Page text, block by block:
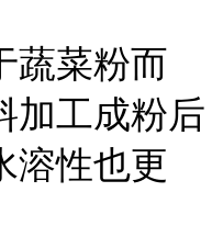
蔬菜粉而
加工成粉后
溶性也更